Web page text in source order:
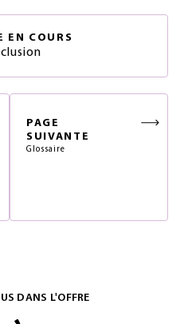
EN COURS
PAGE
SUIVANTE
Glossaire
DANS L'OFFRE